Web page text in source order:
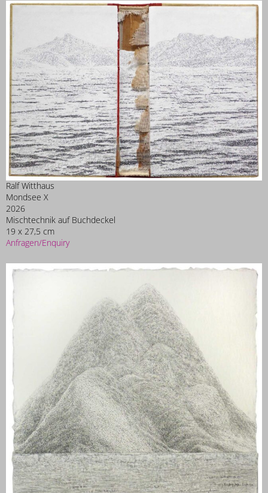
Ralf Witthaus
Mondsee X
2026
Mischtechnik auf Buchdeckel
19 x 27,5 cm
Anfragen/Enquiry